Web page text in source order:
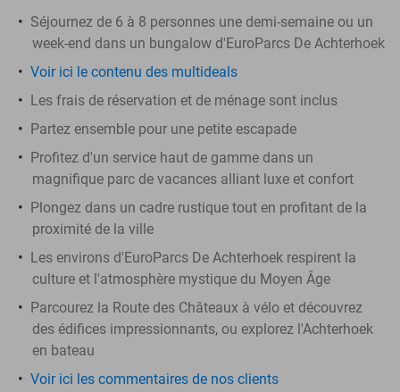
Séjournez de 6 à 8 personnes une demi-semaine ou un
week-end dans un bungalow d'EuroParcs De Achterhoek
Voir ici le contenu des multideals
Les frais de réservation et de ménage sont inclus
Partez ensemble pour une petite escapade
Profitez d'un service haut de gamme dans un
magnifique parc de vacances alliant luxe et confort
Plongez dans un cadre rustique tout en profitant de la
proximité de la ville
Les environs d'EuroParcs De Achterhoek respirent la
culture et l'atmosphère mystique du Moyen Âge
Parcourez la Route des Châteaux à vélo et découvrez
des édifices impressionnants, ou explorez l'Achterhoek
en bateau
Voir ici les commentaires de nos clients